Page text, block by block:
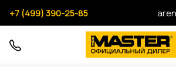
+7 (499) 390-25-85